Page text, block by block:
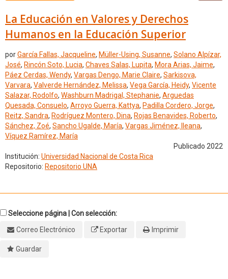
La Educación en Valores y Derechos
Humanos en la Educación Superior
porGarcía Fallas, Jacqueline, Müller-Using, Susanne, Solano Alpízar,
José, Rincón Soto, Lucia, Chaves Salas, Lupita, Mora Arias, Jaime,
Páez Cerdas, Wendy, Vargas Dengo, Marie Claire, Sarkisova,
Varvara, Valverde Hernández, Melissa, Vega García, Heidy, Vicente
Salazar, Rodolfo, Washburn Madrigal, Stephanie, Arguedas
Quesada, Consuelo, Arroyo Guerra, Kattya, Padilla Cordero, Jorge,
Reitz, Sandra, Rodríguez Montero, Dina, Rojas Benavides, Roberto,
Sánchez, Zoé, Sancho Ugalde, María, Vargas Jiménez, Ileana,
Víquez Ramírez, María
Publicado 2022
Institución: Universidad Nacional de Costa Rica
Repositorio: Repositorio UNA
Seleccione página | Con selección:
Correo Electrónico
Exportar Imprimir
Guardar